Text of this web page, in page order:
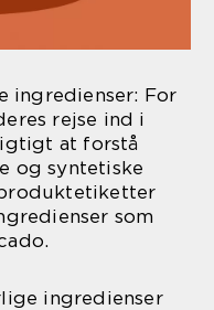
ingredienser: For
rejse ind i
at forstå
og syntetiske
som
ingredienser